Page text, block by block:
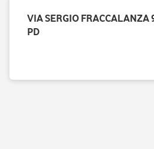
VIA SERGIO FRACCALANZA
PD